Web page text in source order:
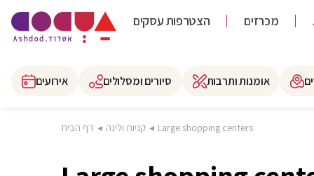
הצטרפות עסקים מכרזים
אירועים סיורים ומסלולים אומנות ותרבות
דף הבית ◂ קניות ולינה ◂ Large shopping centers